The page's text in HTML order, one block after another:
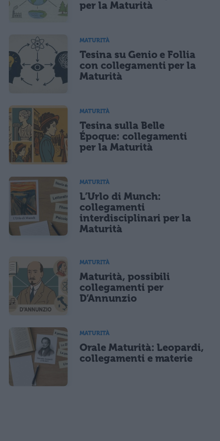
per la Maturità
MATURITÀ
Tesina su Genio e Follia
con collegamenti per la
Maturità
MATURITÀ
Tesina sulla Belle
Époque: collegamenti
per la Maturità
MATURITÀ
L’Urlo di Munch:
collegamenti
interdisciplinari per la
Maturità
MATURITÀ
Maturità, possibili
collegamenti per
D’Annunzio
MATURITÀ
Orale Maturità: Leopardi,
collegamenti e materie